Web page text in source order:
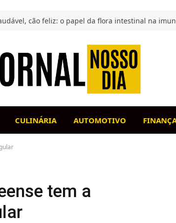
CULINÁRIA AUTOMOTIVO
tem a